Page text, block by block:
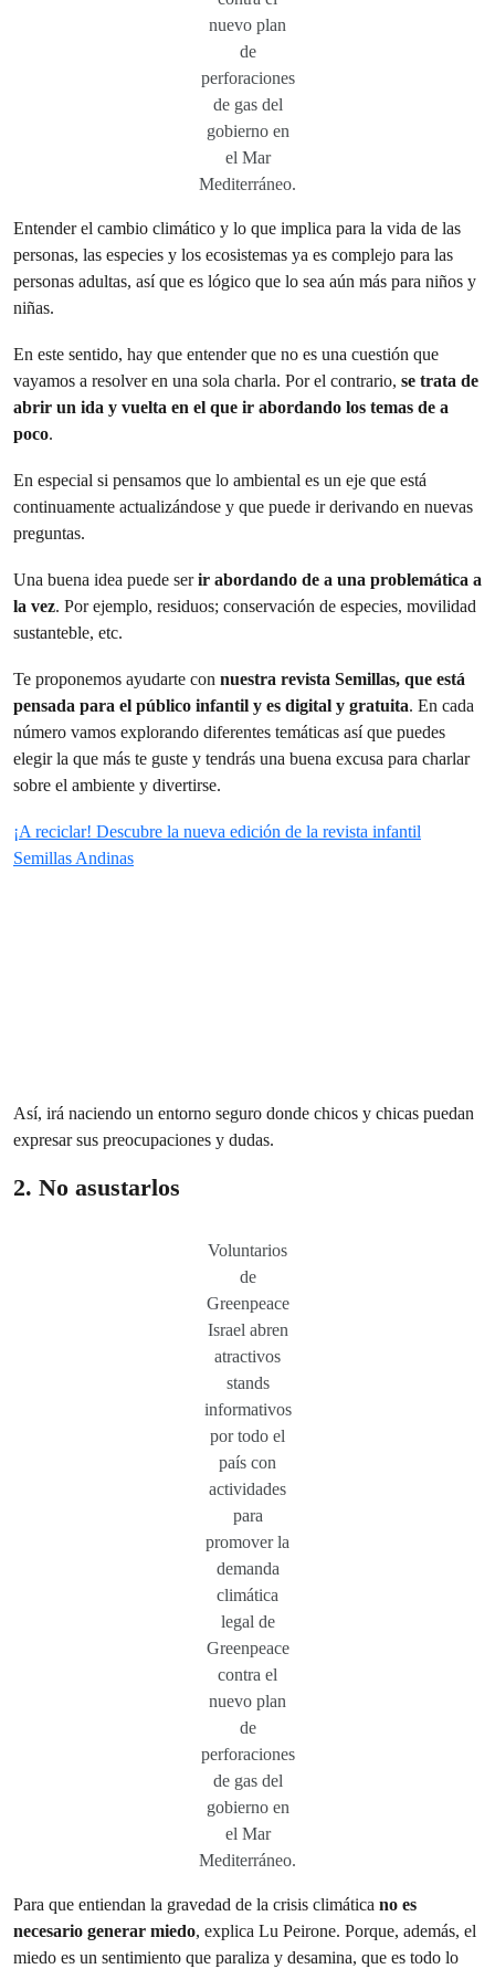
nuevo plan
de
perforaciones
de gas del
gobierno en
el Mar
Mediterráneo.
Entender el cambio climático y lo que implica para la vida de las
personas, las especies y los ecosistemas ya es complejo para las
personas adultas, así que es lógico que lo sea aún más para niños y
niñas.
En este sentido, hay que entender que no es una cuestión que
vayamos a resolver en una sola charla. Por el contrario, se trata de
abrir un ida y vuelta en el que ir abordando los temas de a
poco.
En especial si pensamos que lo ambiental es un eje que está
continuamente actualizándose y que puede ir derivando en nuevas
preguntas.
Una buena idea puede serir abordando de a una problemática a
la vez. Por ejemplo, residuos; conservación de especies, movilidad
sustanteble, etc.
Te proponemos ayudarte con nuestra revista Semillas, que está
pensada para el público infantil y es digital y gratuita. En cada
número vamos explorando diferentes temáticas así que puedes
elegir la que más te guste y tendrás una buena excusa para charlar
sobre el ambiente y divertirse.
¡A reciclar! Descubre la nueva edición de la revista infantil
Semillas Andinas
Así, irá naciendo un entorno seguro donde chicos y chicas puedan
expresar sus preocupaciones y dudas.
2. No asustarlos
Voluntarios
de
Greenpeace
Israel abren
atractivos
stands
informativos
por todo el
país con
actividades
para
promover la
demanda
climática
legal de
Greenpeace
contra el
nuevo plan
de
perforaciones
de gas del
gobierno en
el Mar
Mediterráneo.
Para que entiendan la gravedad de la crisis climática no es
necesario generar miedo, explica Lu Peirone. Porque, además, el
miedo es un sentimiento que paraliza y desamina, que es todo lo